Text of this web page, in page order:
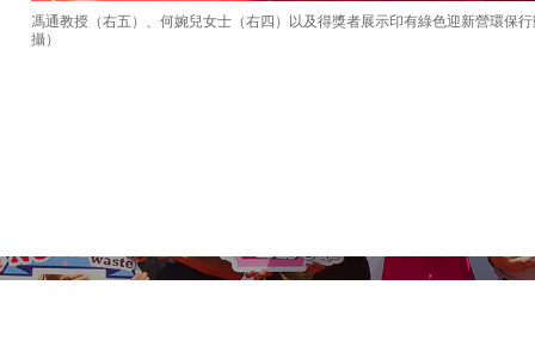
馮通教授（右五）、何婉兒女士（右四）以及得獎者展示印有綠色迎新營環保
攝）